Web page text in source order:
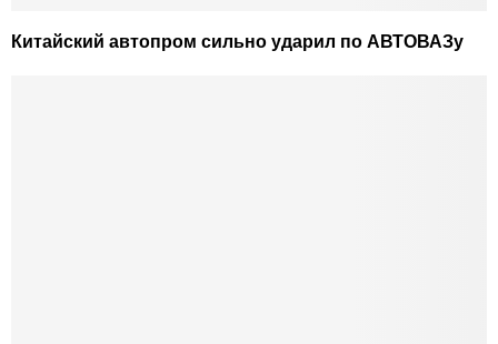
Китайский автопром сильно ударил по АВТОВАЗу